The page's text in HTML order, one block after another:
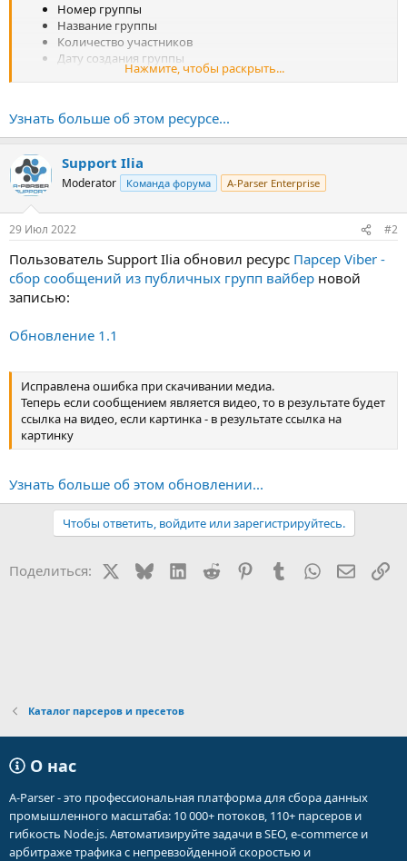
Номер группы
Название группы
Количество участников
Дату создания группы
Данные сообщений:
будет ссылка на изображение)
Номер сообщения
Дата сообщения
Возможности:
Сбор сообщений из групп вайбер
Возможность указать количество страниц
результатов(опцияPages count).
Нажмите, чтобы раскрыть...
Узнать больше об этом ресурсе...
Support Ilia
Moderator Команда форума A-Parser Enterprise
29 Июл 2022 #2
Пользователь Support Ilia обновил ресурс Парсер Viber -
сбор сообщений из публичных групп вайбер новой
записью:
Обновление 1.1
Исправлена ошибка при скачивании медиа.
Теперь если сообщением является видео, то в результате будет
ссылка на видео, если картинка - в результате ссылка на
картинку
Узнать больше об этом обновлении...
Чтобы ответить, войдите или зарегистрируйтесь.
Поделиться: BlueskyLinkedIn
Reddit PinterestTumblr WhatsApp
Каталог парсеров и пресетов
О нас
A-Parser - это профессиональная платформа для сбора данных
промышленного масштаба: 10 000+ потоков, 110+ парсеров и
гибкость Node.js. Автоматизируйте задачи в SEO, e-commerce и
арбитраже трафика с непревзойденной скоростью и